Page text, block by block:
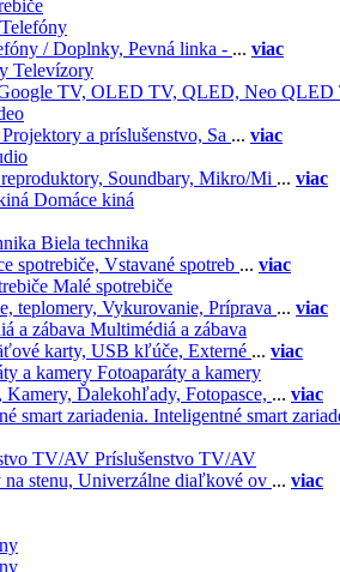
Telefóny
/ Doplnky, Pevná linka - ... viac
Televízory
TV, OLED TV, QLED, Neo QLED
Projektory a príslušenstvo, Sa ... viac
Soundbary, Mikro/Mi ... viac
Domáce kiná
Biela technika
spotrebiče, Vstavané spotreb ... viac
Malé spotrebiče
teplomery, Vykurovanie, Príprava ... viac
Multimédiá a zábava
karty, USB kľúče, Externé ... viac
Fotoaparáty a kamery
Kamery, Ďalekohľady, Fotopasce, ... viac
Inteligentné smart
Príslušenstvo TV/AV
stenu, Univerzálne diaľkové ov ... viac